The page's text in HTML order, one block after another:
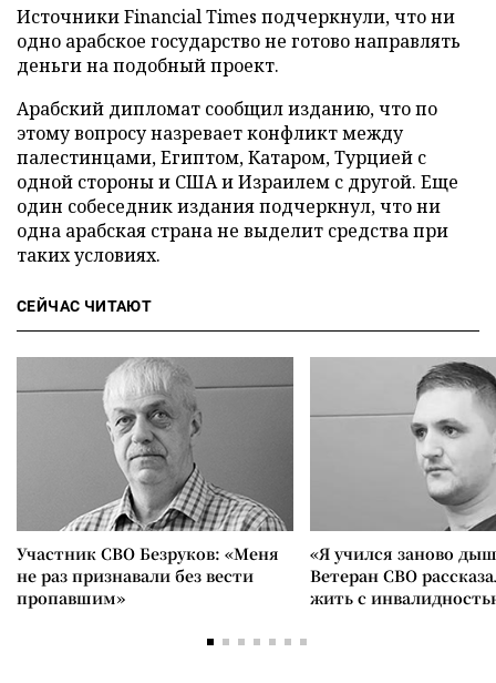
Источники Financial Times подчеркнули, что ни
одно арабское государство не готово направлять
деньги на подобный проект.
Арабский дипломат сообщил изданию, что по
этому вопросу назревает конфликт между
палестинцами, Египтом, Катаром, Турцией с
одной стороны и США и Израилем с другой. Еще
один собеседник издания подчеркнул, что ни
одна арабская страна не выделит средства при
таких условиях.
СЕЙЧАС ЧИТАЮТ
Участник СВО Безруков: «Меня
не раз признавали без вести
пропавшим»
«Я учился заново
Ветеран СВО
жить с